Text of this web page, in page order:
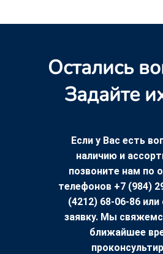
Остались
Задайте
Если у Вас есть
наличию и
позвоните нам по
телефонов +7 (984)
(4212) 68-06-86 или
заявку. Мы
ближайшее